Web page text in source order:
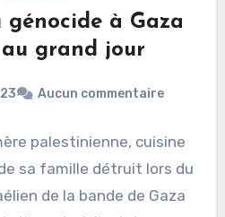
génocide à Gaza
grand jour
Aucun commentaire
palestinienne, cuisine
sa famille détruit lors du
de la bande de Gaza